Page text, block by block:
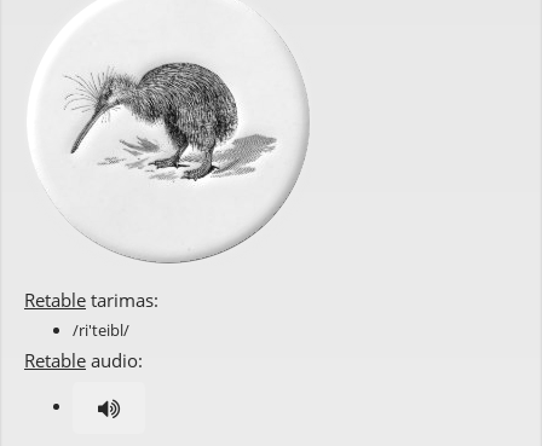
Retable tarimas:
/ri'teibl/
Retable audio: